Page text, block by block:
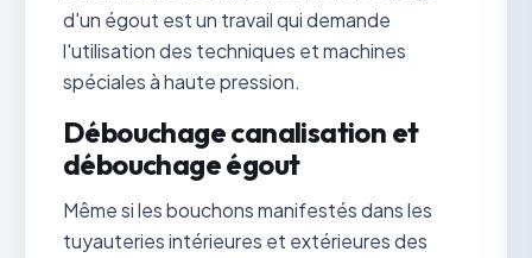
d'un égout est un travail qui demande
l'utilisation des techniques et machines
spéciales à haute pression.
Débouchage canalisation et
débouchage égout
Même si les bouchons manifestés dans les
tuyauteries intérieures et extérieures des